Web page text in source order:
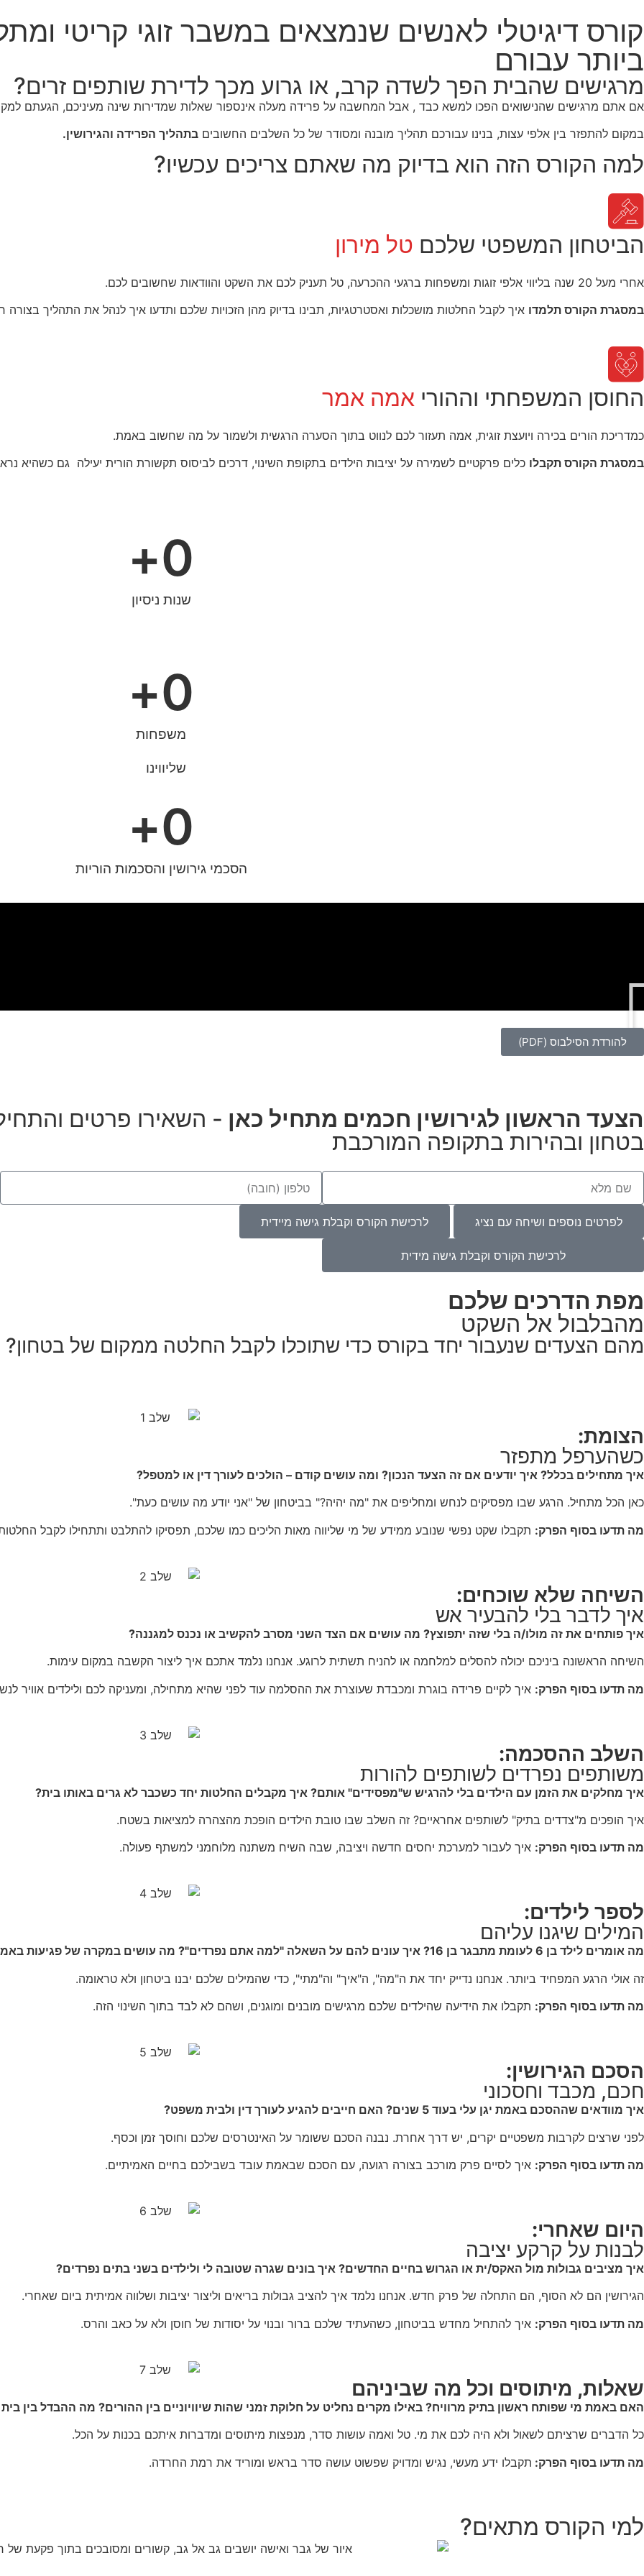
קורס דיגיטלי לאנשים שנמצאים במשבר זוגי קריטי
ביותר עבורם
מרגישים שהבית הפך לשדה קרב, או גרוע מכך לדירת שותפים זרים?
אם אתם מרגישים שהנישואים הפכו למשא כבד , אבל המחשבה על פרידה מעלה אינספור שאלות שמדירות שינה מעיניכם, הגעתם
במקום להתפזר בין אלפי עצות, בנינו עבורכם תהליך מובנה ומסודר של כל השלבים החשובים בתהליך הפרידה והגירושין.
למה הקורס הזה הוא בדיוק מה שאתם צריכים עכשיו?
הביטחון המשפטי שלכם טל מירון
אחרי מעל 20 שנה בליווי אלפי זוגות ומשפחות ברגעי ההכרעה, טל תעניק לכם את השקט והוודאות שחשובים לכם.
במסגרת הקורס תלמדו איך לקבל החלטות מושכלות ואסטרטגיות, תבינו בדיוק מהן הזכויות שלכם ותדעו איך לנהל את התהליך
החוסן המשפחתי וההורי אמה אמר
כמדריכת הורים בכירה ויועצת זוגית, אמה תעזור לכם לנווט בתוך הסערה הרגשית ולשמור על מה שחשוב באמת.
במסגרת הקורס תקבלו כלים פרקטיים לשמירה על יציבות הילדים בתקופת השינוי, דרכים לביסוס תקשורת הורית יעילה גם
שנות ניסיון
0
+
משפחות
שליווינו
0
+
הסכמי גירושין והסכמות הוריות
0
+
להורדת הסילבוס (PDF)
הצעד הראשון לגירושין חכמים מתחיל כאן - השאירו פרטים
בטחון ובהירות בתקופה המורכבת
לפרטים נוספים ושיחה עם נציג לרכישת הקורס וקבלת גישה מיידית
לרכישת הקורס וקבלת גישה מידית
מפת הדרכים שלכם
מהבלבול אל השקט
מהם הצעדים שנעבור יחד בקורס כדי שתוכלו לקבל החלטה ממקום של בטחון?
הצומת:
כשהערפל מתפזר
איך מתחילים בכלל? איך יודעים אם זה הצעד הנכון? ומה עושים קודם – הולכים לעורך דין או למטפל?
כאן הכל מתחיל. הרגע שבו מפסיקים לנחש ומחליפים את "מה יהיה?" בביטחון של "אני יודע מה עושים כעת".
מה תדעו בסוף הפרק: תקבלו שקט נפשי שנובע ממידע של מי שליווה מאות הליכים כמו שלכם, תפסיקו להתלבט ותתחילו לקבל
השיחה שלא שוכחים:
איך לדבר בלי להבעיר אש
איך פותחים את זה מולו/ה בלי שזה יתפוצץ? מה עושים אם הצד השני מסרב להקשיב או נכנס למגננה?
השיחה הראשונה ביניכם יכולה להסלים למלחמה או להניח תשתית לרוגע. אנחנו נלמד אתכם איך ליצור הקשבה במקום עימות.
מה תדעו בסוף הפרק: איך לקיים פרידה בוגרת ומכבדת שעוצרת את ההסלמה עוד לפני שהיא מתחילה, ומעניקה לכם ולילדים אוויר
השלב ההסכמה:
משותפים נפרדים לשותפים להורות
איך מחלקים את הזמן עם הילדים בלי להרגיש ש"מפסידים" אותם? איך מקבלים החלטות יחד כשכבר לא גרים באותו בית?
איך הופכים מ"צדדים בתיק" לשותפים אחראיים? זה השלב שבו טובת הילדים הופכת מהצהרה למציאות בשטח.
מה תדעו בסוף הפרק: איך לעבור למערכת יחסים חדשה ויציבה, שבה השיח משתנה מלוחמני למשתף פעולה.
לספר לילדים:
המילים שיגנו עליהם
מה אומרים לילד בן 6 לעומת מתבגר בן 16? איך עונים להם על השאלה "למה אתם נפרדים"? מה עושים במקרה של פגיעות באמון כגון בגידות? שקרים וכיוצ"ב?
זה אולי הרגע המפחיד ביותר. אנחנו נדייק יחד את ה"מה", ה"איך" וה"מתי", כדי שהמילים שלכם יבנו ביטחון ולא טראומה.
מה תדעו בסוף הפרק: תקבלו את הידיעה שהילדים שלכם מרגישים מובנים ומוגנים, ושהם לא לבד בתוך השינוי הזה.
הסכם הגירושין:
חכם, מכבד וחסכוני
איך מוודאים שההסכם באמת יגן עלי בעוד 5 שנים? האם חייבים להגיע לעורך דין ולבית משפט?
לפני שרצים לקרבות משפטיים יקרים, יש דרך אחרת. נבנה הסכם ששומר על האינטרסים שלכם וחוסך זמן וכסף.
מה תדעו בסוף הפרק: איך לסיים פרק מורכב בצורה רגועה, עם הסכם שבאמת עובד בשבילכם בחיים האמיתיים.
היום שאחרי:
לבנות על קרקע יציבה
איך מציבים גבולות מול האקס/ית או הגרוש בחיים החדשים? איך בונים שגרה שטובה לי ולילדים בשני בתים נפרדים?
הגירושין הם לא הסוף, הם התחלה של פרק חדש. אנחנו נלמד איך להציב גבולות בריאים וליצור יציבות ושלווה אמיתית ביום שאחרי.
מה תדעו בסוף הפרק: איך להתחיל מחדש בביטחון, כשהעתיד שלכם ברור ובנוי על יסודות של חוסן ולא על כאב והרס.
שאלות, מיתוסים וכל מה שביניהם
האם באמת מי שפותח ראשון בתיק מרוויח? באילו מקרים נחליט על חלוקת זמני שהות שיוויוניים בין ההורים? מה ההבדל בין
כל הדברים שרציתם לשאול ולא היה לכם את מי. טל ואמה עושות סדר, מנפצות מיתוסים ומדברות איתכם בכנות על הכל.
מה תדעו בסוף הפרק: תקבלו ידע מעשי, נגיש ומדויק שפשוט עושה סדר בראש ומוריד את רמת החרדה.
למי הקורס מתאים?